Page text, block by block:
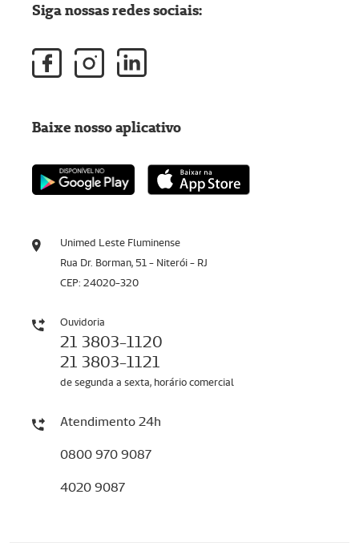
Unimed Leste Fluminense
Rua Dr. Borman, 51 - Niterói - RJ
CEP: 24020-320
Ouvidoria
21 3803-1120
21 3803-1121
de segunda a sexta, horário comercial
Atendimento 24h
0800 970 9087
4020 9087
Siga nossas redes sociais:
Baixe nosso aplicativo